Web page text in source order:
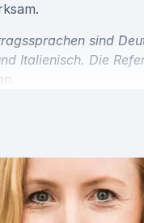
sind
Italienisch. Die